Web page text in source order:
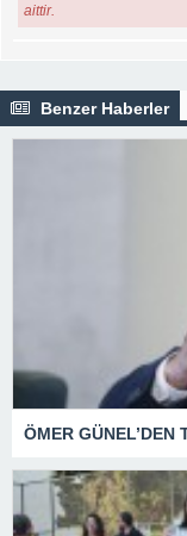
aittir.
Benzer Haberler
ÖMER GÜNEL’DEN